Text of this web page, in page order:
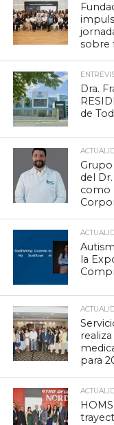
sobre
Dra.
de
Grupo
del
como
la
para